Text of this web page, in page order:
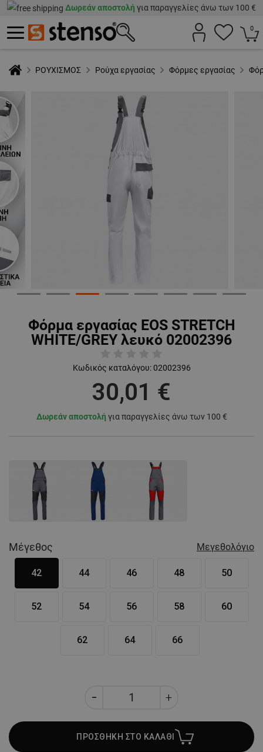
Δωρεάν αποστολή για παραγγελίες άνω των 100 €
0
ΡΟΥΧΙΣΜΟΣ Ρούχα εργασίας Φόρμες εργασίας
Φόρμα εργασίας EOS STRETCH
WHITE/GREY λευκό 02002396
Κωδικός καταλόγου: 02002396
30,01 €
Δωρεάν αποστολή για παραγγελίες άνω των 100 €
Μέγεθος Μεγεθολόγιο
42 44 46 48 50
52 54 56 58 60
62 64 66
ΠΡΟΣΘΗΚΗ ΣΤΟ ΚΑΛΑΘΙ